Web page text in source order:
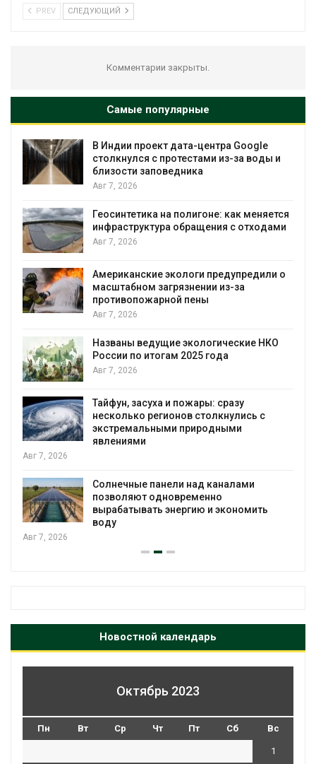
PREV СЛЕДУЮЩИЙ
Комментарии закрыты.
Самые популярные
В Индии проект дата-центра Google
столкнулся с протестами из-за воды и
близости заповедника
Авг 7, 2026
Геосинтетика на полигоне: как меняется
инфраструктура обращения с отходами
Авг 7, 2026
Американские экологи предупредили о
масштабном загрязнении из-за
противопожарной пены
Авг 7, 2026
Названы ведущие экологические НКО
России по итогам 2025 года
Авг 7, 2026
Тайфун, засуха и пожары: сразу
несколько регионов столкнулись с
экстремальными природными
явлениями
Авг 7, 2026
Солнечные панели над каналами
позволяют одновременно
вырабатывать энергию и экономить
воду
Авг 7, 2026
Новостной календарь
Октябрь 2023
Пн Вт Ср Чт Пт Сб Вс
1